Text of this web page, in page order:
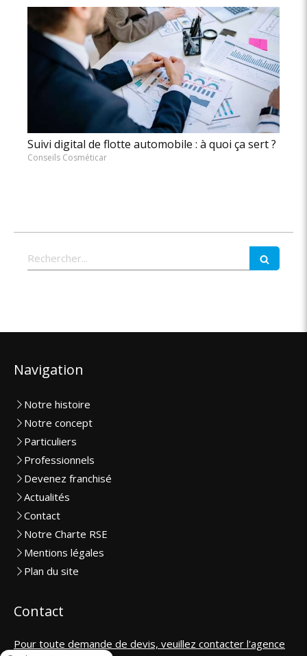
Suivi digital de flotte automobile : à quoi ça sert ?
Conseils Cosméticar
Rechercher
Navigation
Notre histoire
Notre concept
Particuliers
Professionnels
Devenez franchisé
Actualités
Contact
Notre Charte RSE
Mentions légales
Plan du site
Contact
Pour toute demande de devis, veuillez contacter l'agence